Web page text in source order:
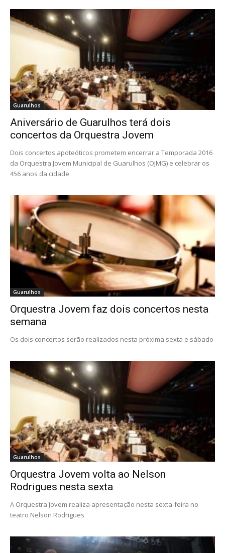
Guarulhos
Aniversário de Guarulhos terá dois
concertos da Orquestra Jovem
Dois concertos apoteóticos prometem encerrar a Temporada 2016
da Orquestra Jovem Municipal de Guarulhos (OJMG) e celebrar os
456 anos da cidade
Guarulhos
Orquestra Jovem faz dois concertos nesta
semana
Os dois concertos serão realizados nesta próxima sexta e sábado
Guarulhos
Orquestra Jovem volta ao Nelson
Rodrigues nesta sexta
A Orquestra Jovem realiza apresentação nesta sexta-feira no
teatro Nelson Rodrigues